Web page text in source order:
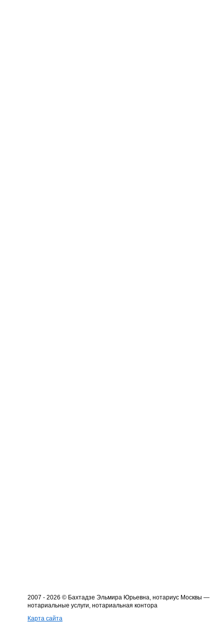
2007 - 2026 © Бахтадзе Эльмира Юрьевна, нотариус Москвы —
нотариальные услуги, нотариальная контора
Карта сайта